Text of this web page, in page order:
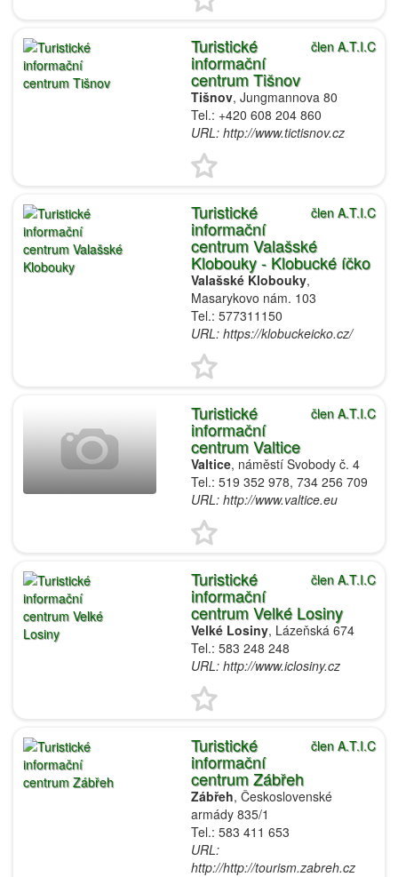
člen A.T.I.C
Turistické
informační
centrum Tišnov
Tišnov, Jungmannova 80
Tel.: +420 608 204 860
URL: http://www.tictisnov.cz
člen A.T.I.C
Turistické
informační
centrum Valašské
Klobouky - Klobucké íčko
Valašské Klobouky,
Masarykovo nám. 103
Tel.: 577311150
URL: https://klobuckeicko.cz/
člen A.T.I.C
Turistické
informační
centrum Valtice
Valtice, náměstí Svobody č. 4
Tel.: 519 352 978, 734 256 709
URL: http://www.valtice.eu
člen A.T.I.C
Turistické
informační
centrum Velké Losiny
Velké Losiny, Lázeňská 674
Tel.: 583 248 248
URL: http://www.iclosiny.cz
člen A.T.I.C
Turistické
informační
centrum Zábřeh
Zábřeh, Československé
armády 835/1
Tel.: 583 411 653
URL:
http://http://tourism.zabreh.cz